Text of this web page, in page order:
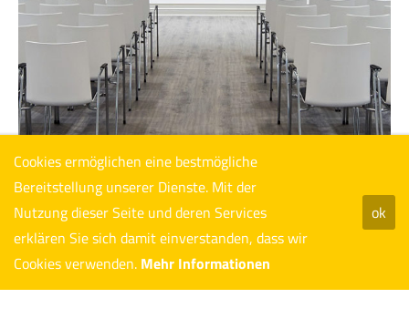
Cookies ermöglichen eine bestmögliche
Bereitstellung unserer Dienste. Mit der
Nutzung dieser Seite und deren Services
erklären Sie sich damit einverstanden, dass wir
Cookies verwenden. Mehr Informationen
ok